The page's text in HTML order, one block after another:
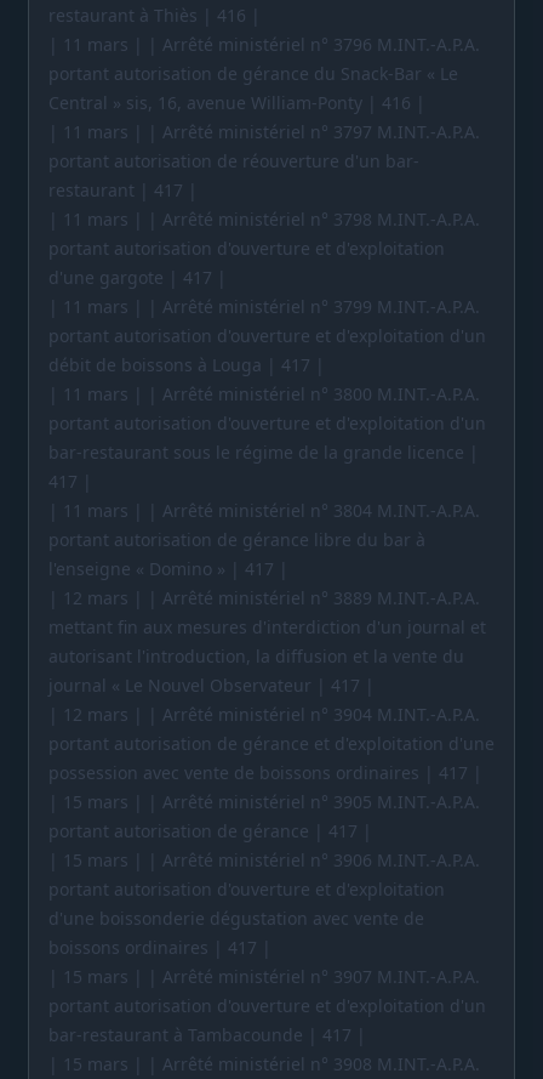
restaurant à Thiès | 416 |
| 11 mars | | Arrêté ministériel n° 3796 M.INT.-A.P.A.
portant autorisation de gérance du Snack-Bar « Le
Central » sis, 16, avenue William-Ponty | 416 |
| 11 mars | | Arrêté ministériel n° 3797 M.INT.-A.P.A.
portant autorisation de réouverture d'un bar-
restaurant | 417 |
| 11 mars | | Arrêté ministériel n° 3798 M.INT.-A.P.A.
portant autorisation d'ouverture et d'exploitation
d'une gargote | 417 |
| 11 mars | | Arrêté ministériel n° 3799 M.INT.-A.P.A.
portant autorisation d'ouverture et d'exploitation d'un
débit de boissons à Louga | 417 |
| 11 mars | | Arrêté ministériel n° 3800 M.INT.-A.P.A.
portant autorisation d'ouverture et d'exploitation d'un
bar-restaurant sous le régime de la grande licence |
417 |
| 11 mars | | Arrêté ministériel n° 3804 M.INT.-A.P.A.
portant autorisation de gérance libre du bar à
l'enseigne « Domino » | 417 |
| 12 mars | | Arrêté ministériel n° 3889 M.INT.-A.P.A.
mettant fin aux mesures d'interdiction d'un journal et
autorisant l'introduction, la diffusion et la vente du
journal « Le Nouvel Observateur | 417 |
| 12 mars | | Arrêté ministériel n° 3904 M.INT.-A.P.A.
portant autorisation de gérance et d'exploitation d'une
possession avec vente de boissons ordinaires | 417 |
| 15 mars | | Arrêté ministériel n° 3905 M.INT.-A.P.A.
portant autorisation de gérance | 417 |
| 15 mars | | Arrêté ministériel n° 3906 M.INT.-A.P.A.
portant autorisation d'ouverture et d'exploitation
d'une boissonderie dégustation avec vente de
boissons ordinaires | 417 |
| 15 mars | | Arrêté ministériel n° 3907 M.INT.-A.P.A.
portant autorisation d'ouverture et d'exploitation d'un
bar-restaurant à Tambacounde | 417 |
| 15 mars | | Arrêté ministériel n° 3908 M.INT.-A.P.A.